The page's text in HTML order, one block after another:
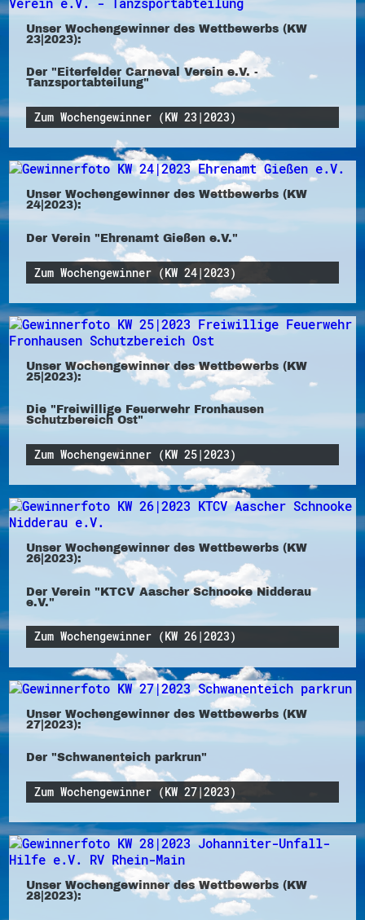
Unser Wochengewinner des Wettbewerbs (KW
23|2023):
Der "Eiterfelder Carneval Verein e.V. -
Tanzsportabteilung"
Zum Wochengewinner (KW 23|2023)
Unser Wochengewinner des Wettbewerbs (KW
24|2023):
Der Verein "Ehrenamt Gießen e.V."
Zum Wochengewinner (KW 24|2023)
Unser Wochengewinner des Wettbewerbs (KW
25|2023):
Die "Freiwillige Feuerwehr Fronhausen
Schutzbereich Ost"
Zum Wochengewinner (KW 25|2023)
Unser Wochengewinner des Wettbewerbs (KW
26|2023):
Der Verein "KTCV Aascher Schnooke Nidderau
e.V."
Zum Wochengewinner (KW 26|2023)
Unser Wochengewinner des Wettbewerbs (KW
27|2023):
Der "Schwanenteich parkrun"
Zum Wochengewinner (KW 27|2023)
Unser Wochengewinner des Wettbewerbs (KW
28|2023):